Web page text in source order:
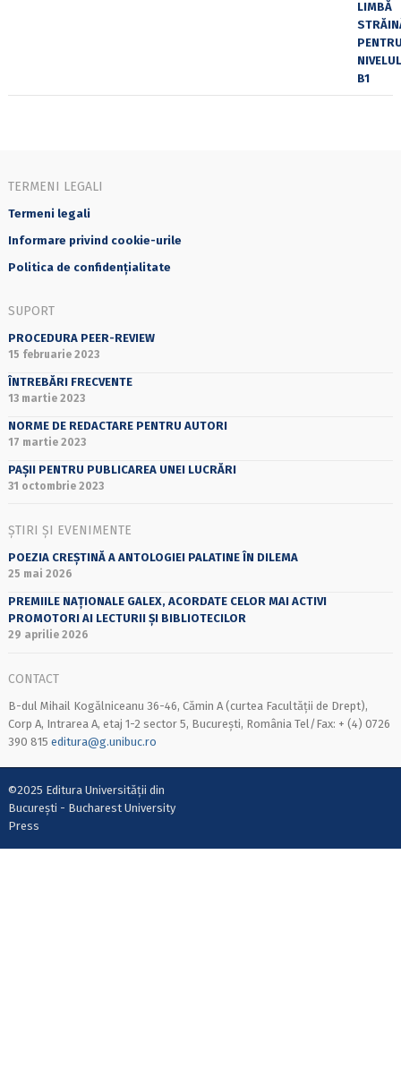
TERMENI LEGALI
Termeni legali
Informare privind cookie-urile
Politica de confidențialitate
SUPORT
PROCEDURA PEER-REVIEW
15 februarie 2023
ÎNTREBĂRI FRECVENTE
13 martie 2023
NORME DE REDACTARE PENTRU AUTORI
17 martie 2023
PAȘII PENTRU PUBLICAREA UNEI LUCRĂRI
31 octombrie 2023
ȘTIRI ȘI EVENIMENTE
POEZIA CREȘTINĂ A ANTOLOGIEI PALATINE ÎN DILEMA
25 mai 2026
PREMIILE NAȚIONALE GALEX, ACORDATE CELOR MAI ACTIVI
PROMOTORI AI LECTURII ȘI BIBLIOTECILOR
29 aprilie 2026
CONTACT
B-dul Mihail Kogălniceanu 36-46, Cămin A (curtea Facultății de Drept),
Corp A, Intrarea A, etaj 1-2 sector 5, București, România Tel/Fax: + (4) 0726
390 815 editura@g.unibuc.ro
©2025 Editura Universității din
București - Bucharest University
Press